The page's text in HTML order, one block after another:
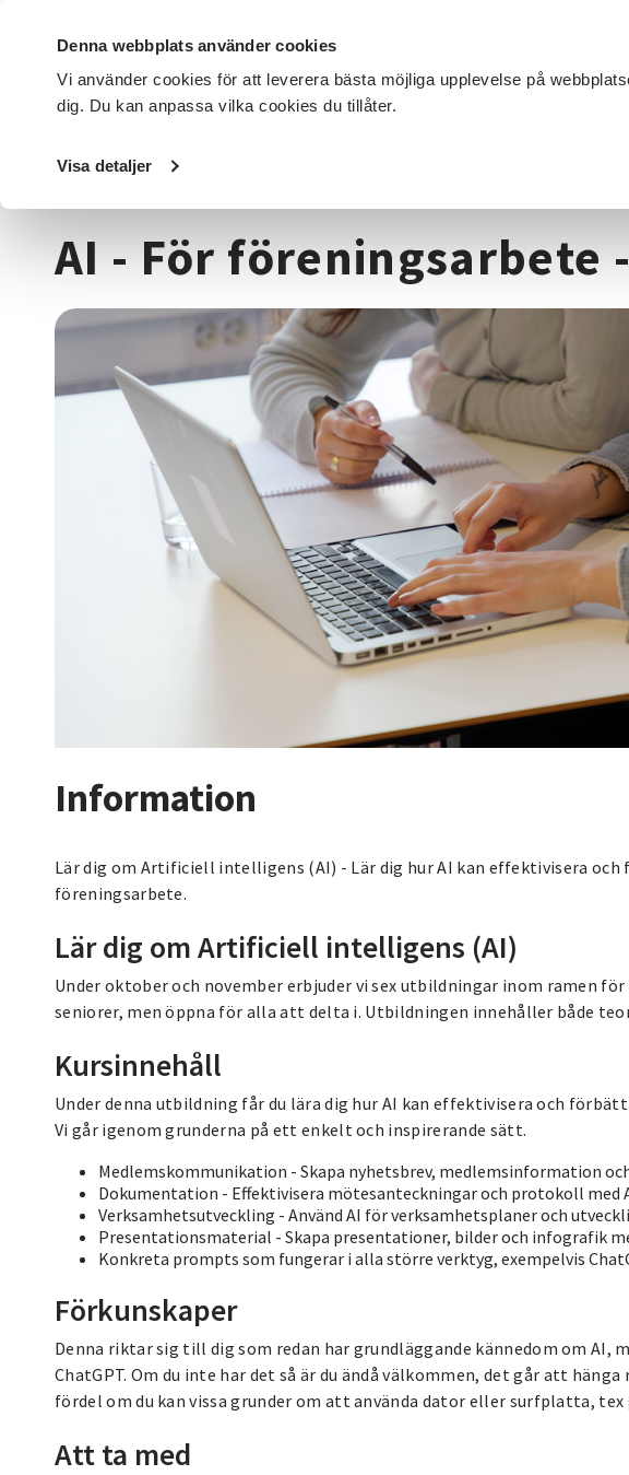
Denna webbplats använder cookies
Vi använder cookies för att leverera bästa möjliga upplevelse på
dig. Du kan anpassa vilka cookies du tillåter.
Visa detaljer
DET HÄR GÖR VI FÖR DIG SOM SÖK KURSER OCH EVENEMANG
Startsida / Kurser och evenemang
AI - För föreningsarbete
Information
Lär dig om Artificiell intelligens (AI) - Lär dig hur AI kan effektivisera
föreningsarbete.
Lär dig om Artificiell intelligens (AI)
Under oktober och november erbjuder vi sex utbildningar inom ramen
seniorer, men öppna för alla att delta i. Utbildningen innehåller både
Kursinnehåll
Under denna utbildning får du lära dig hur AI kan effektivisera och
Vi går igenom grunderna på ett enkelt och inspirerande sätt.
Medlemskommunikation - Skapa nyhetsbrev, medlemsinformation
Dokumentation - Effektivisera mötesanteckningar och protokoll med
Verksamhetsutveckling - Använd AI för verksamhetsplaner och
Presentationsmaterial - Skapa presentationer, bilder och infografik
Konkreta prompts som fungerar i alla större verktyg, exempelvis
Förkunskaper
Denna riktar sig till dig som redan har grundläggande kännedom om AI,
ChatGPT. Om du inte har det så är du ändå välkommen, det går att hänga
fördel om du kan vissa grunder om att använda dator eller surfplatta,
Att ta med